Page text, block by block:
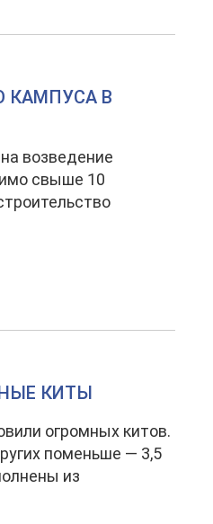
КАМПУСА В
возведение
свыше 10
КИТЫ
огромных китов.
поменьше — 3,5
из